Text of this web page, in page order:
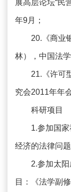
展高层论坛“民
年9月；
20.《商业
林），中国法
21.《许可
究会2011年年
科研项目
1.参加国
经济的法律问题
2.参加太
目：《法学副